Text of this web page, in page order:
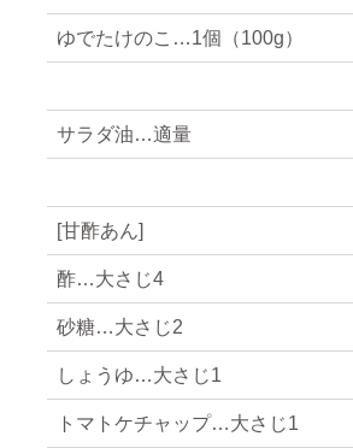
ゆでたけのこ…1個（100g）
サラダ油…適量
[甘酢あん]
酢…大さじ4
砂糖…大さじ2
しょうゆ…大さじ1
トマトケチャップ…大さじ1